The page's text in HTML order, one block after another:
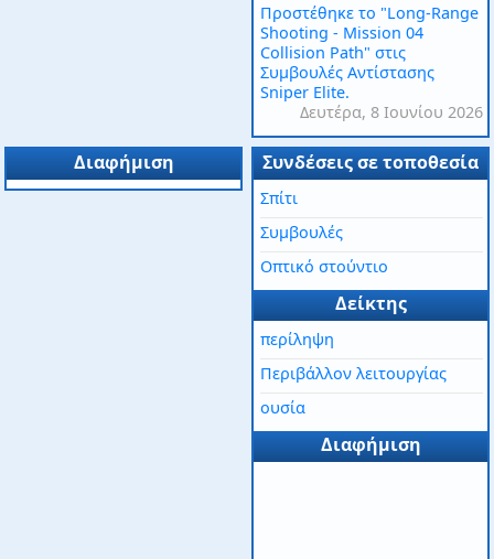
Προστέθηκε το "Long-Range
Shooting - Mission 04
Collision Path" στις
Συμβουλές Αντίστασης
Sniper Elite.
Δευτέρα, 8 Ιουνίου 2026
Διαφήμιση Συνδέσεις σε τοποθεσία
Σπίτι
Συμβουλές
Οπτικό στούντιο
Δείκτης
περίληψη
Περιβάλλον λειτουργίας
ουσία
Διαφήμιση